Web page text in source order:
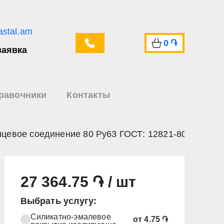
0 ֏
Контакты
соединение 80 Ру63 ГОСТ: 12821-80
27 364.75 ֏ / шт
Выбрать услугу:
Силикатно-эмалевое
от 4.75 ֏